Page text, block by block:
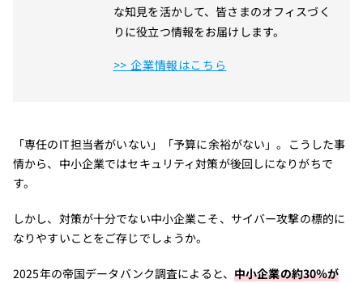
な知見を活かして、皆さまのオフィスづく
りに役立つ情報をお届けします。
>> 企業情報はこちら
「専任のIT担当者がいない」「予算に余裕がない」。こうした事
情から、中小企業ではセキュリティ対策が後回しになりがちで
す。
しかし、対策が十分でない中小企業こそ、サイバー攻撃の標的に
なりやすいことをご存じでしょうか。
2025年の帝国データバンク調査によると、 中小企業の約30％が